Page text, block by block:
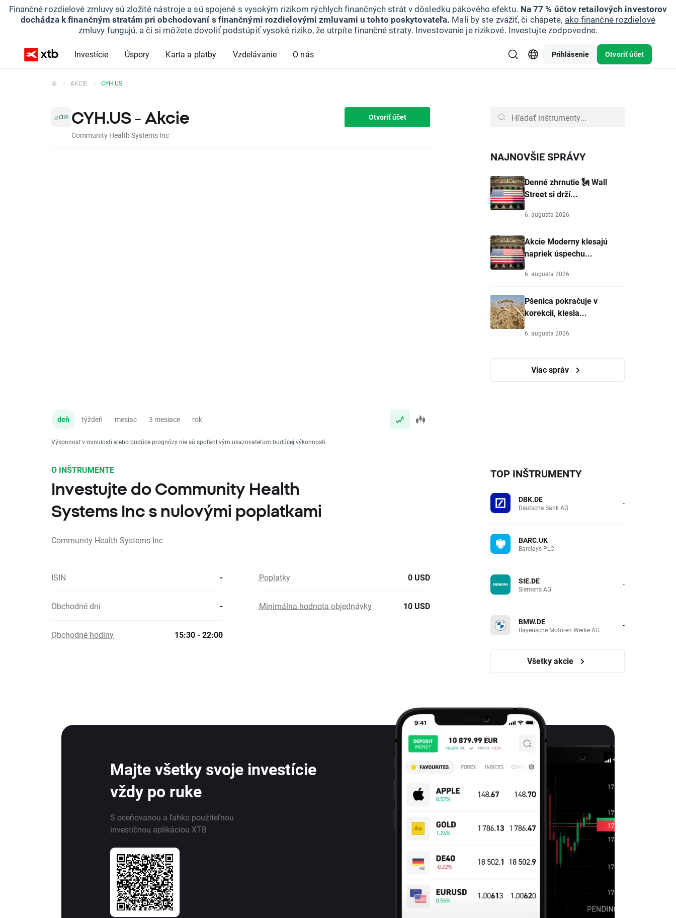
Finančné rozdielové zmluvy sú zložité nástroje a sú spojené s vysokým rizikom rýchlych finančných strát v dôsledku pákového efektu. Na 77 % účtov retailových investorov
dochádza k finančným stratám pri obchodovaní s finančnými rozdielovými zmluvami u tohto poskytovateľa. Mali by ste zvážiť, či chápete, ako finančné rozdielové
zmluvy fungujú, a či si môžete dovoliť podstúpiť vysoké riziko, že utrpíte finančné straty. Investovanie je rizikové. Investujte zodpovedne.
Investície Úspory Karta a platby Vzdelávanie O nás Prihlásenie Otvoriť účet
AKCIE CYH.US
CYH.US - Akcie
Community Health Systems Inc
Otvoriť účet
deň týždeň mesiac 3 mesiace rok
Výkonnosť v minulosti alebo budúce prognózy nie sú spoľahlivým ukazovateľom budúcej výkonnosti.
NAJNOVŠIE SPRÁVY
Denné zhrnutie 🗽 Wall
Street si drží...
6. augusta 2026
Akcie Moderny klesajú
napriek úspechu...
6. augusta 2026
Pšenica pokračuje v
korekcii, klesla...
6. augusta 2026
Viac správ
O INŠTRUMENTE
Investujte do Community Health
Systems Inc s nulovými poplatkami
Community Health Systems Inc
ISIN - Poplatky 0 USD
Obchodné dni - Minimálna hodnota objednávky 10 USD
Obchodné hodiny 15:30 - 22:00
TOP INŠTRUMENTY
DBK.DE
Deutsche Bank AG -
BARC.UK
Barclays PLC -
SIE.DE
Siemens AG -
BMW.DE
Bayerische Motoren Werke AG -
Všetky akcie
Majte všetky svoje investície
vždy po ruke
S oceňovanou a ľahko použiteľnou
investičnou aplikáciou XTB